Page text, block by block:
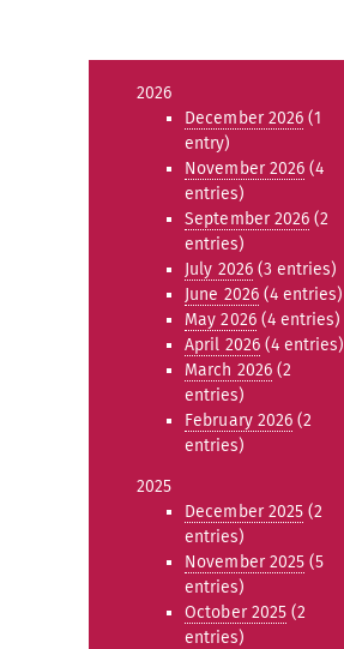
2026
December 2026 (1
entry)
November 2026 (4
entries)
September 2026 (2
entries)
July 2026(3 entries)
June 2026(4 entries)
May 2026(4 entries)
April 2026 (4 entries)
March 2026 (2
entries)
February 2026 (2
entries)
2025
December 2025 (2
entries)
November 2025 (5
entries)
October 2025 (2
entries)